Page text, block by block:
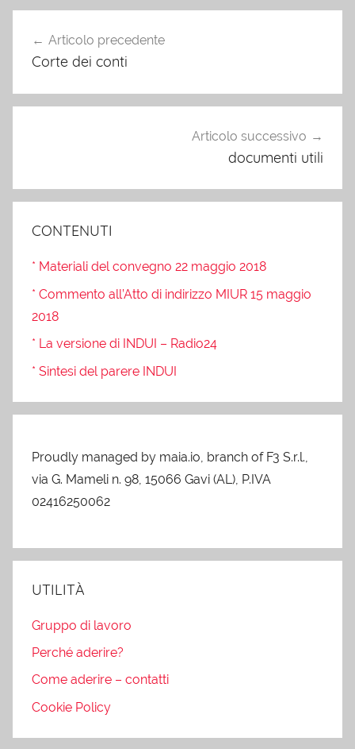
articoli
Articolo precedente
Corte dei conti
Articolo successivo
documenti utili
CONTENUTI
* Materiali del convegno 22 maggio 2018
* Commento all’Atto di indirizzo MIUR 15 maggio
2018
* La versione di INDUI – Radio24
* Sintesi del parere INDUI
Proudly managed by maia.io, branch of F3 S.r.l.,
via G. Mameli n. 98, 15066 Gavi (AL), P.IVA
02416250062
UTILITÀ
Gruppo di lavoro
Perché aderire?
Come aderire – contatti
Cookie Policy